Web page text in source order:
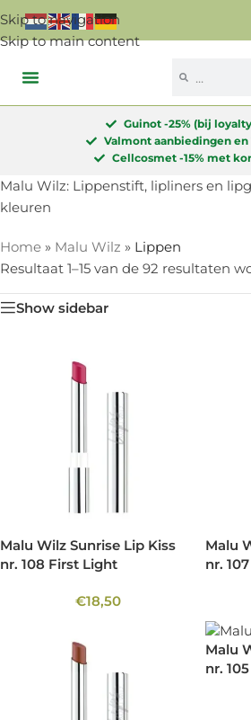
Skip to navigation
Skip to main content
Een gevoel van
Guinot -25% (bij
Valmont aanbiedingen en
Cellcosmet -15% met
Malu Wilz: Lippenstift, lipliners en
kleuren
Home » Malu Wilz » Lippen
Resultaat 1–15 van de 92 resultaten
Show sidebar
Malu Wilz Sunrise Lip Kiss
nr. 108 First Light
€18,50
Malu
nr.
Malu
nr.